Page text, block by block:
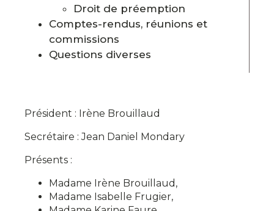
Droit de préemption
Comptes-rendus, réunions et
commissions
Questions diverses
Président : Irène Brouillaud
Secrétaire : Jean Daniel Mondary
Présents :
Madame Irène Brouillaud ,
Madame Isabelle Frugier,